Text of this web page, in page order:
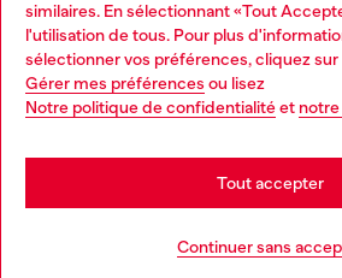
similaires. En sélectionnant «Tout
l'utilisation de tous. Pour plus
sélectionner vos préférences, cliquez sur
Gérer mes préférences ou lisez
Notre politique de confidentialitéet
Continuer sans
Tout accepter
Découvrez tous nos services, en ligne
En savoir plus
Choose your location
You are currently browsing France
may be based in United States